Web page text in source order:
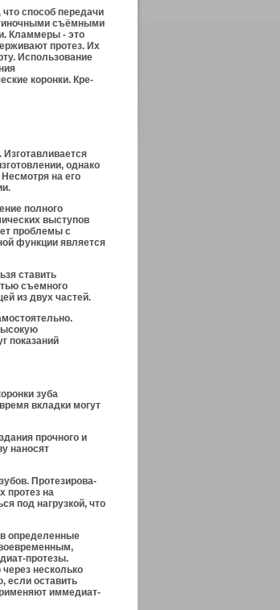
способ передачи
съёмными
Кламмеры - это
протез. Их
Использование
коронки. Кре­
Изготавливается
однако
на его
полного
выступов
проблемы с
функции является
ставить
съемного
из двух частей.
показаний
зуба
вкладки могут
прочного и
наносят
Протезирова­
протез на
под нагрузкой, что
определенные
протезы.
несколько
если оставить
иммедиат-